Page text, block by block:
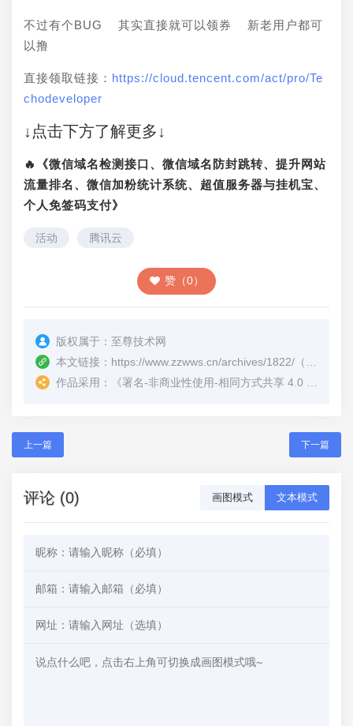
不过有个BUG  其实直接就可以领券  新老用户都可
以撸
直接领取链接： https://cloud.tencent.com/act/pro/Te
chodeveloper
↓点击下方了解更多↓
🔥《微信域名检测接口、微信域名防封跳转、提升网站
流量排名、微信加粉统计系统、超值服务器与挂机宝、
个人免签码支付》
活动 腾讯云
赞（0）
版权属于： 至尊技术网
本文链接： https://www.zzwws.cn/archives/1822/ （转载时请注明本文出处及文章链接）
作品采用：
《署名-非商业性使用-相同方式共享 4.0 国际 (CC BY-NC-SA 4.0)
上一篇 下一篇
评论 (0) 画图模式 文本模式